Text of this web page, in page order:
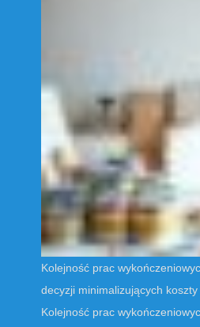
Kolejność prac
decyzji minimalizujących koszty
Kolejność prac